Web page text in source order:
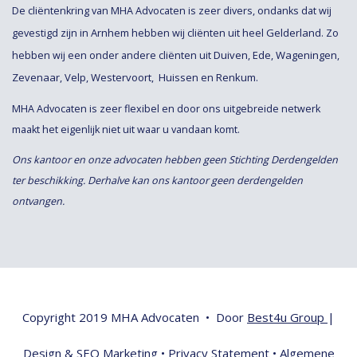
De cliëntenkring van MHA Advocaten is zeer divers, ondanks dat wij
gevestigd zijn in Arnhem hebben wij cliënten uit heel Gelderland. Zo
hebben wij een onder andere cliënten uitDuiven,Ede,Wageningen,
Zevenaar,Velp,Westervoort, Huissen en Renkum.
MHA Advocaten is zeer flexibel en door ons uitgebreide netwerk
maakt het eigenlijk niet uit waar u vandaan komt.
Ons kantoor en onze advocaten hebben geen Stichting Derdengelden
ter beschikking. Derhalve kan ons kantoor geen derdengelden
ontvangen.
Copyright 2019 MHA Advocaten • Door Best4u Group |
Design & SEO Marketing• Privacy Statement• Algemene